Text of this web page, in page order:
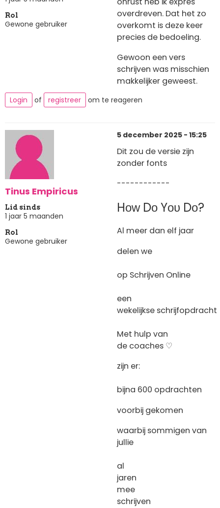
Rol
Gewone gebruiker
overdreven. Dat het zo
overkomt is deze keer
precies de bedoeling.
Gewoon een vers
schrijven was misschien
makkelijker geweest.
Login of registreer om te reageren
Tinus Empiricus
Lid sinds
1 jaar 5 maanden
Rol
Gewone gebruiker
5 december 2025 - 15:25
Dit zou de versie zijn
zonder fonts
------------
Hᴏᴡ Dᴏ Yᴏᴜ Dᴏ?
Al meer dan elf jaar
delen we
op Schrijven Online
een
wekelijkse schrijfopdracht
Met hulp van
de coaches ♡
zijn er:
bijna 600 opdrachten
voorbij gekomen
waarbij sommigen van
jullie
al
jaren
mee
schrijven